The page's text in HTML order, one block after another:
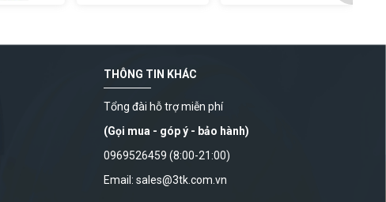
THÔNG TIN KHÁC
Tổng đài hỗ trợ miễn phí
(Gọi mua - góp ý - bảo hành)
0969526459 (8:00-21:00)
Email: sales@3tk.com.vn